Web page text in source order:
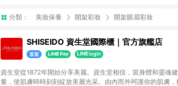
分類： 美妝保養 開架彩妝 開架眼眉彩妝
SHISEIDO 資生堂國際櫃｜官方旗艦店
資生堂從1872年開始分享美麗。資生堂相信，當身體和靈魂
量，使肌膚時時刻刻綻放美麗光采。由內而外呵護你的肌膚